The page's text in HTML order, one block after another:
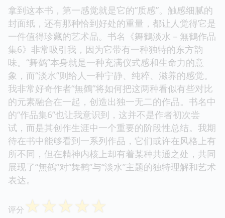
拿到这本书，第一感觉就是它的“质感”。触感细腻的
封面纸，还有那种恰到好处的重量，都让人觉得它是
一件值得珍藏的艺术品。书名《舞鶴淡水－無鶴作品
集6》非常吸引我，因为它带有一种独特的东方韵
味。“舞鹤”本身就是一种充满仪式感和生命力的意
象，而“淡水”则给人一种宁静、纯粹、滋养的感觉。
我非常好奇作者“無鶴”将如何把这两种看似有些对比
的元素融合在一起，创造出独一无二的作品。书名中
的“作品集6”也让我意识到，这并不是作者初次尝
试，而是其创作生涯中一个重要的阶段性总结。我期
待在书中能够看到一系列作品，它们或许在风格上有
所不同，但在精神内核上却有着某种共通之处，共同
展现了“無鶴”对“舞鹤”与“淡水”主题的独特理解和艺术
表达。
评分 ☆☆☆☆☆